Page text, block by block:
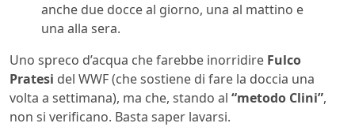
anche due docce al giorno, una al mattino e
una alla sera.
Uno spreco d’acqua che farebbe inorridire Fulco
Pratesi del WWF (che sostiene di fare la doccia una
volta a settimana), ma che, stando al “metodo Clini”,
non si verificano. Basta saper lavarsi.